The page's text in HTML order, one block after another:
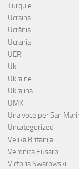
Turquie
Ucraina
Ucrânia
Ucrania
UER
Uk
Ukraine
Ukrajina
UMK
Una voce per San
Uncategorized
Velika Britanija
Veronica Fusaro
Victoria Swarowski